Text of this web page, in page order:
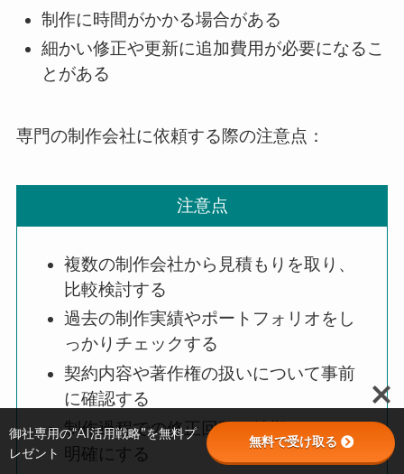
制作に時間がかかる場合がある
細かい修正や更新に追加費用が必要になるこ
とがある
専門の制作会社に依頼する際の注意点：
注意点
複数の制作会社から見積もりを取り、
比較検討する
過去の制作実績やポートフォリオをし
っかりチェックする
契約内容や著作権の扱いについて事前
に確認する
制作過程での修正回数や納期について
明確にする
御社専用の“AI活用戦略”を無料プ
レゼント
無料で受け取る